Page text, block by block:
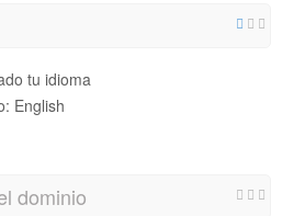
tu idioma
English
dominio